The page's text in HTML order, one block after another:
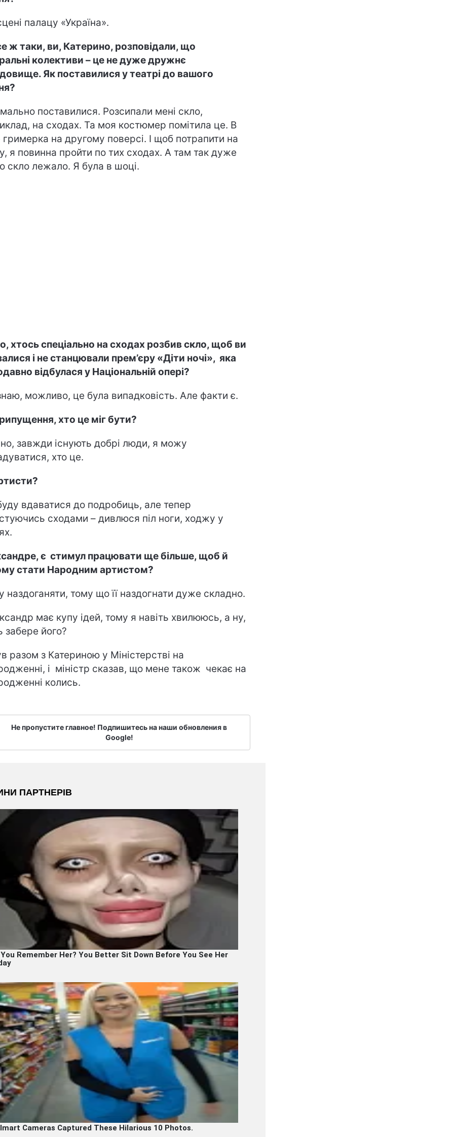
палацу «Україна».
ж таки, ви, Катерино, розповідали, що
колективи – це не дуже дружнє
Як поставилися у театрі до вашого
поставилися. Розсипали мені скло,
на сходах. Та моя костюмер помітила це. В
на другому поверсі. І щоб потрапити на
я повинна пройти по тих сходах. А там так дуже
скло лежало. Я була в шоці.
хтось спеціально на сходах розбив скло, щоб ви
і не станцювали прем’єру «Діти ночі», яка
відбулася у Національній опері?
можливо, це була випадковість. Але факти є.
хто це міг бути?
завжди існують добрі люди, я можу
хто це.
вдаватися до подробиць, але тепер
сходами – дивлюся піл ноги, ходжу у
є стимул працювати ще більше, щоб й
стати Народним артистом?
наздоганяти, тому що її наздогнати дуже складно.
має купу ідей, тому я навіть хвилююсь, а ну,
забере його?
разом з Катериною у Міністерстві на
і міністр сказав, що мене також чекає на
колись.
Не пропустите главное! Подпишитесь на наши обновления в
Google!